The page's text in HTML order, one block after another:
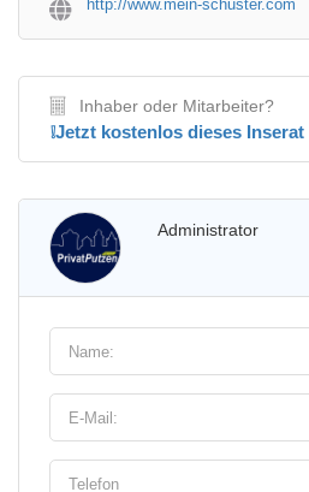
http://www.mein-schuster.com
Inhaber oder Mitarbeiter?
❕Jetzt kostenlos dieses Inserat
Administrator